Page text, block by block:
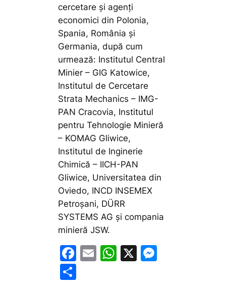
cercetare și agenți
economici din Polonia,
Spania, România și
Germania, după cum
urmează: Institutul Central
Minier – GIG Katowice,
Institutul de Cercetare
Strata Mechanics – IMG-
PAN Cracovia, Institutul
pentru Tehnologie Minieră
– KOMAG Gliwice,
Institutul de Inginerie
Chimică – IICH-PAN
Gliwice, Universitatea din
Oviedo, INCD INSEMEX
Petroșani, DÜRR
SYSTEMS AG și compania
minieră JSW.
F
E
W X